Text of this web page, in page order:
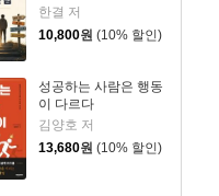
한결 저
10,800원 (10% 할인)
성공하는 사람은 행동
이 다르다
김양호 저
13,680원 (10% 할인)